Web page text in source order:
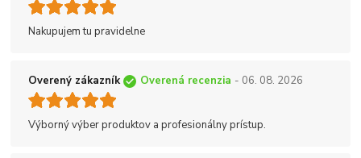
Nakupujem tu pravidelne
Overený zákazník Overená recenzia - 06. 08. 2026
Výborný výber produktov a profesionálny prístup.